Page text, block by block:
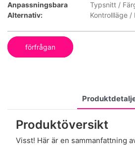
Anpassningsbara
Alternativ:
Typsnitt /
Kontrollläge /
förfrågan
Produktöversikt
Visst! Här är en sammanfattning